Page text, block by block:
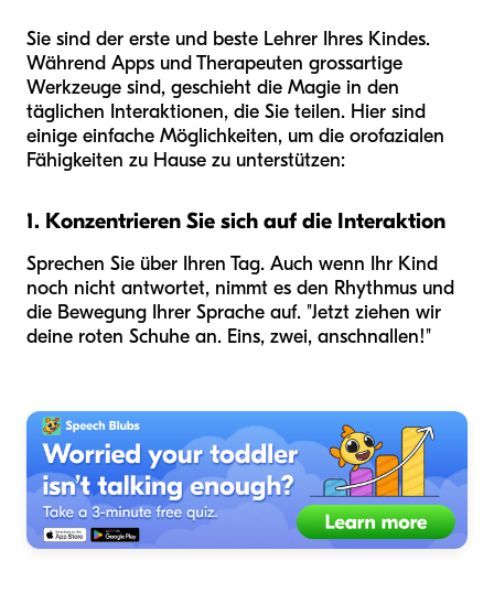
Sie sind der erste und beste Lehrer Ihres Kindes.
Während Apps und Therapeuten grossartige
Werkzeuge sind, geschieht die Magie in den
täglichen Interaktionen, die Sie teilen. Hier sind
einige einfache Möglichkeiten, um die orofazialen
Fähigkeiten zu Hause zu unterstützen:
1. Konzentrieren Sie sich auf die Interaktion
Sprechen Sie über Ihren Tag. Auch wenn Ihr Kind
noch nicht antwortet, nimmt es den Rhythmus und
die Bewegung Ihrer Sprache auf. "Jetzt ziehen wir
deine roten Schuhe an. Eins, zwei, anschnallen!"